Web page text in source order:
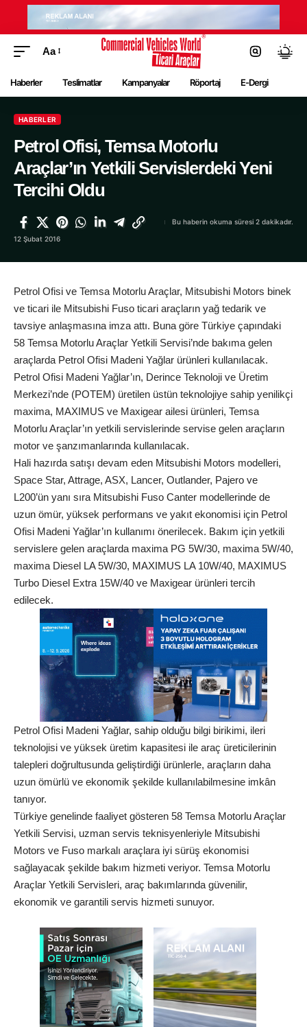
Aa
Haberler Teslimatlar Kampanyalar Röportaj E-Dergi
HABERLER
Petrol Ofisi, Temsa Motorlu
Araçlar’ın Yetkili Servislerdeki Yeni
Tercihi Oldu
12 Şubat 2016
Bu haberin okuma süresi 2 dakikadır.
Petrol Ofisi ve Temsa Motorlu Araçlar, Mitsubishi Motors binek
ve ticari ile Mitsubishi Fuso ticari araçların yağ tedarik ve
tavsiye anlaşmasına imza attı. Buna göre Türkiye çapındaki
58 Temsa Motorlu Araçlar Yetkili Servisi’nde bakıma gelen
araçlarda Petrol Ofisi Madeni Yağlar ürünleri kullanılacak.
Petrol Ofisi Madeni Yağlar’ın, Derince Teknoloji ve Üretim
Merkezi’nde (POTEM) üretilen üstün teknolojiye sahip yenilikçi
maxima, MAXIMUS ve Maxigear ailesi ürünleri, Temsa
Motorlu Araçlar’ın yetkili servislerinde servise gelen araçların
motor ve şanzımanlarında kullanılacak.
Hali hazırda satışı devam eden Mitsubishi Motors modelleri,
Space Star, Attrage, ASX, Lancer, Outlander, Pajero ve
L200’ün yanı sıra Mitsubishi Fuso Canter modellerinde de
uzun ömür, yüksek performans ve yakıt ekonomisi için Petrol
Ofisi Madeni Yağlar’ın kullanımı önerilecek. Bakım için yetkili
servislere gelen araçlarda maxima PG 5W/30, maxima 5W/40,
maxima Diesel LA 5W/30, MAXIMUS LA 10W/40, MAXIMUS
Turbo Diesel Extra 15W/40 ve Maxigear ürünleri tercih
edilecek.
Petrol Ofisi Madeni Yağlar, sahip olduğu bilgi birikimi, ileri
teknolojisi ve yüksek üretim kapasitesi ile araç üreticilerinin
talepleri doğrultusunda geliştirdiği ürünlerle, araçların daha
uzun ömürlü ve ekonomik şekilde kullanılabilmesine imkân
tanıyor.
Türkiye genelinde faaliyet gösteren 58 Temsa Motorlu Araçlar
Yetkili Servisi, uzman servis teknisyenleriyle Mitsubishi
Motors ve Fuso markalı araçlara iyi sürüş ekonomisi
sağlayacak şekilde bakım hizmeti veriyor. Temsa Motorlu
Araçlar Yetkili Servisleri, araç bakımlarında güvenilir,
ekonomik ve garantili servis hizmeti sunuyor.